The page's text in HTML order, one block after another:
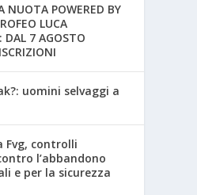
NUOTA POWERED BY
LUCA
DAL 7 AGOSTO
uomini selvaggi a
Fvg, controlli
l’abbandono
e per la sicurezza